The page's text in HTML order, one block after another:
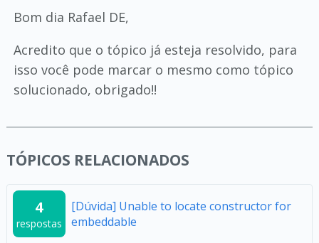
Bom dia Rafael DE,
Acredito que o tópico já esteja resolvido, para
isso você pode marcar o mesmo como tópico
solucionado, obrigado!!
TÓPICOS RELACIONADOS
4
respostas
[Dúvida] Unable to locate constructor for
embeddable